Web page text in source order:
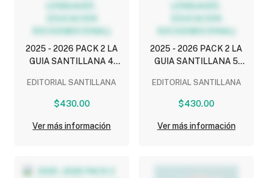
2025 - 2026 PACK 2 LA
GUIA SANTILLANA 4
(INCLUYE ESCENARIOS,
CUADERNO DE
MATEMATICAS,
MULTIPLES LENGUAJES ,
EDITORIAL SANTILLANA
$430.00
Ver más información
2025 - 2026 PACK 2 LA
GUIA SANTILLANA 5
(INCLUYE ESCENARIOS,
CUADERNO DE
MATEMATICAS,
MULTIPLES LENGUAJES ,
EDITORIAL SANTILLANA
$430.00
Ver más información